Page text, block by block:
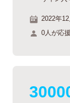
2022年
0人が応